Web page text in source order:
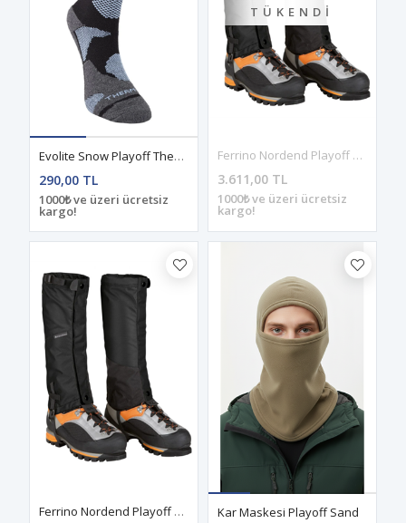
Evolite Snow Playoff Thermolite Çorap
290,00 TL
1000₺ ve üzeri ücretsiz
kargo!
TÜKENDI
Ferrino Nordend Playoff Tozluk
3.611,00 TL
1000₺ ve üzeri ücretsiz
kargo!
Ferrino Nordend Playoff Tozluk Kar Maskesi Playoff Sand